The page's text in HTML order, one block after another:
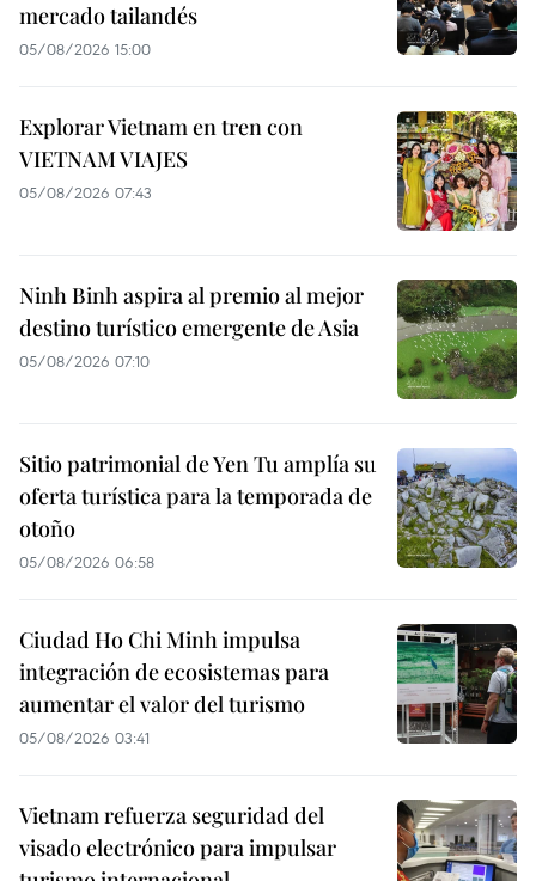
mercado tailandés
05/08/2026 15:00
Explorar Vietnam en tren con
VIETNAM VIAJES
05/08/2026 07:43
Ninh Binh aspira al premio al mejor
destino turístico emergente de Asia
05/08/2026 07:10
Sitio patrimonial de Yen Tu amplía su
oferta turística para la temporada de
otoño
05/08/2026 06:58
Ciudad Ho Chi Minh impulsa
integración de ecosistemas para
aumentar el valor del turismo
05/08/2026 03:41
Vietnam refuerza seguridad del
visado electrónico para impulsar